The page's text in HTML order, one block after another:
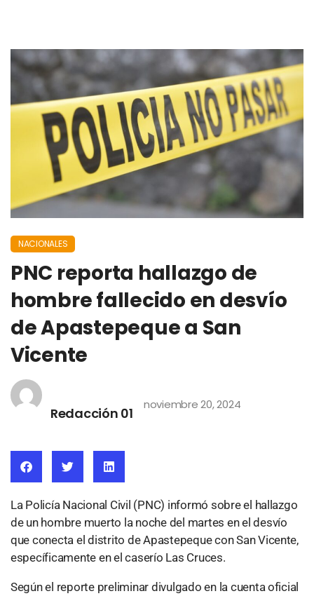
NACIONALES
PNC reporta hallazgo de
hombre fallecido en desvío
de Apastepeque a San
Vicente
Redacción 01
noviembre 20, 2024
La Policía Nacional Civil (PNC) informó sobre el hallazgo
de un hombre muerto la noche del martes en el desvío
que conecta el distrito de Apastepeque con San Vicente,
específicamente en el caserío Las Cruces.
Según el reporte preliminar divulgado en la cuenta oficial